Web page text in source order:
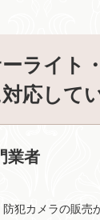
ライト
応して
業者
犯カメラの販売